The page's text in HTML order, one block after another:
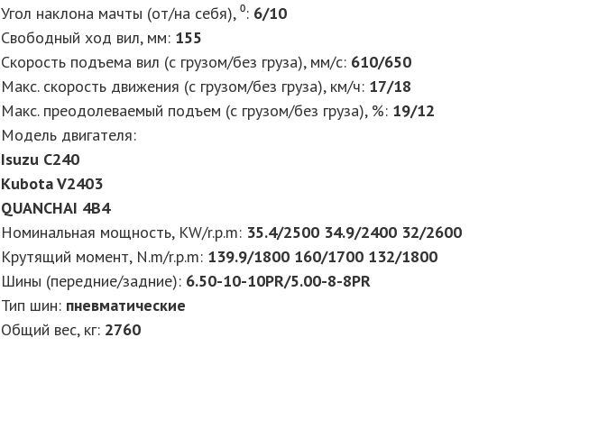
Угол наклона мачты (от/на себя), ⁰: 6/10
Свободный ход вил, мм: 155
Скорость подъема вил (с грузом/без груза), мм/с: 610/650
Макс. скорость движения (с грузом/без груза), км/ч: 17/18
Макс. преодолеваемый подъем (с грузом/без груза), %: 19/12
Модель двигателя:
Isuzu C240
Kubota V2403
QUANCHAI 4B4
Номинальная мощность, KW/r.p.m: 35.4/2500 34.9/2400 32/2600
Крутящий момент, N.m/r.p.m: 139.9/1800 160/1700 132/1800
Шины (передние/задние): 6.50-10-10PR/5.00-8-8PR
Тип шин: пневматические
Общий вес, кг: 2760